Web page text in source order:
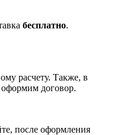
бесплатно.
расчету. Также, в
оформим договор.
после оформления